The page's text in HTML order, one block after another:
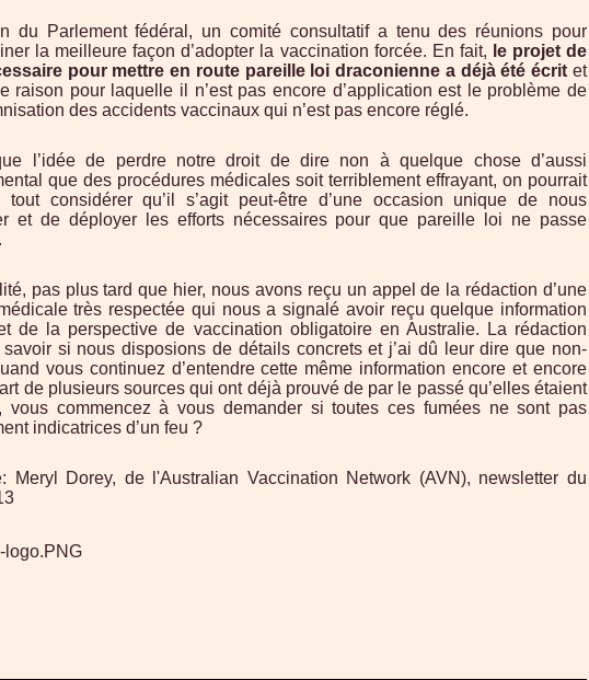
du Parlement fédéral, un comité consultatif a tenu des réunions pour
la meilleure façon d’adopter la vaccination forcée. En fait, le projet de
pour mettre en route pareille loi draconienne a déjà été écrit et
raison pour laquelle il n’est pas encore d’application est le problème de
des accidents vaccinaux qui n’est pas encore réglé.
l’idée de perdre notre droit de dire non à quelque chose d’aussi
que des procédures médicales soit terriblement effrayant, on pourrait
tout considérer qu’il s’agit peut-être d’une occasion unique de nous
et de déployer les efforts nécessaires pour que pareille loi ne passe
pas plus tard que hier, nous avons reçu un appel de la rédaction d’une
très respectée qui nous a signalé avoir reçu quelque information
de la perspective de vaccination obligatoire en Australie. La rédaction
si nous disposions de détails concrets et j’ai dû leur dire que non-
vous continuez d’entendre cette même information encore et encore
de plusieurs sources qui ont déjà prouvé de par le passé qu’elles étaient
vous commencez à vous demander si toutes ces fumées ne sont pas
indicatrices d’un feu ?
Meryl Dorey, de l'Australian Vaccination Network (AVN), newsletter du